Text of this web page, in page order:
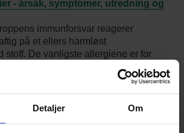
Detaljer Om
- årsak, symptomer, utredning og
immunforsvar reagerer
på et ellers harmløst
stoff. De vanligste allergiene er for